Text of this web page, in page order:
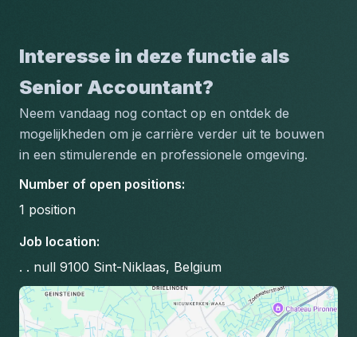
Interesse in deze functie als
Senior Accountant?
Neem vandaag nog contact op en ontdek de
mogelijkheden om je carrière verder uit te bouwen
in een stimulerende en professionele omgeving.
Number of open positions:
1 position
Job location:
. . null 9100 Sint-Niklaas, Belgium